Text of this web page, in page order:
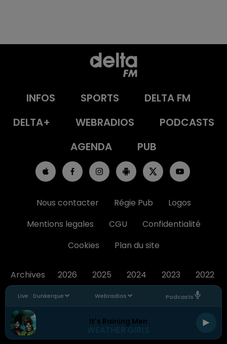
Live : Dunkerque Webradios Podcasts
It's Raining Men
WEATHER GIRLS
INFOS SPORTS
DELTA FM
DELTA+
WEBRADIOS
PODCASTS
AGENDA
PUB
Nous contacter Régie Pub
Logos
Mentions legales
CGU
Confidentialité
Cookies
Plan du site
Archives 2026 2025 2024 2023 2022